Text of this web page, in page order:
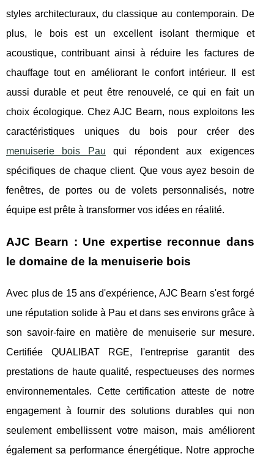
styles architecturaux, du classique au contemporain. De
plus, le bois est un excellent isolant thermique et
acoustique, contribuant ainsi à réduire les factures de
chauffage tout en améliorant le confort intérieur. Il est
aussi durable et peut être renouvelé, ce qui en fait un
choix écologique. Chez AJC Bearn, nous exploitons les
caractéristiques uniques du bois pour créer des
menuiserie bois Pau qui répondent aux exigences
spécifiques de chaque client. Que vous ayez besoin de
fenêtres, de portes ou de volets personnalisés, notre
équipe est prête à transformer vos idées en réalité.
AJC Bearn : Une expertise reconnue dans
le domaine de la menuiserie bois
Avec plus de 15 ans d'expérience, AJC Bearn s'est forgé
une réputation solide à Pau et dans ses environs grâce à
son savoir-faire en matière de menuiserie sur mesure.
Certifiée QUALIBAT RGE, l'entreprise garantit des
prestations de haute qualité, respectueuses des normes
environnementales. Cette certification atteste de notre
engagement à fournir des solutions durables qui non
seulement embellissent votre maison, mais améliorent
également sa performance énergétique. Notre approche